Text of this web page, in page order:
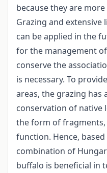
because they are
Grazing and extensive
can be applied in the
for the management
conserve the
is necessary. To
areas, the grazing has
conservation of native
the form of
function. Hence,
combination of
buffalo is beneficial in